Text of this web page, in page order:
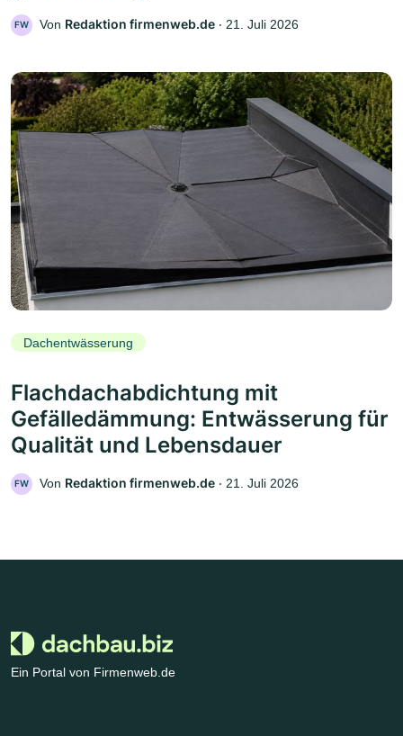
FW Von Redaktion firmenweb.de ‧ 21. Juli 2026
Dachentwässerung
Flachdachabdichtung mit
Gefälledämmung: Entwässerung für
Qualität und Lebensdauer
FW Von Redaktion firmenweb.de ‧ 21. Juli 2026
Ein Portal von Firmenweb.de